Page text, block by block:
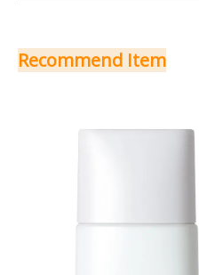
Recommend Item